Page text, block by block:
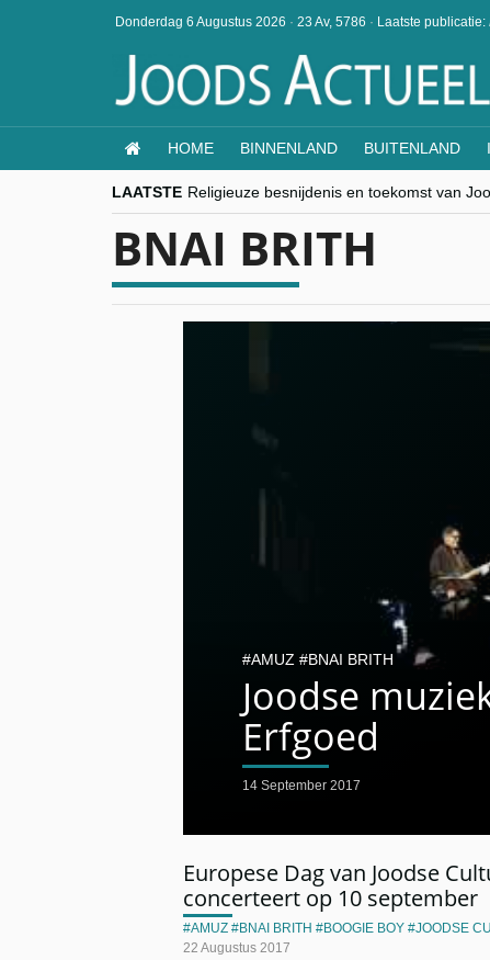
Donderdag 6 Augustus 2026 · 23 Av, 5786 · Laatste publicatie:
HOME BINNENLAND BUITENLAND
LAATSTE Religieuze besnijdenis en toekomst van
“Besnijdenisdebat toont hoe moeilijk
CITYTRIP | ROEMENIË – Boekarest: de
“Vandaag zit elke Jood in België op de
goKosher lanceert nieuwe website en
BNAI BRITH
Joodse
Erfgoed
14 September 2017
AMUZ BNAI BRITH
Europese Dag van Joodse
concerteert op 10 september
22 Augustus 2017
AMUZ BNAI BRITH BOOGIE BOY JOODSE